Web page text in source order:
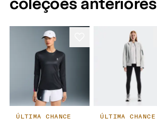
ÚLTIMA CHANCE ÚLTIMA CHANCE